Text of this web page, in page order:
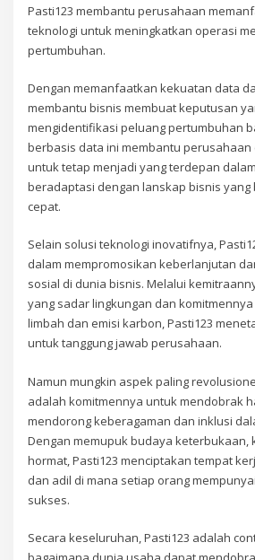
Pasti123 membantu perusahaan
teknologi untuk meningkatkan operasi
pertumbuhan.
Dengan memanfaatkan kekuatan data
membantu bisnis membuat keputusan
mengidentifikasi peluang pertumbuhan
berbasis data ini membantu
untuk tetap menjadi yang terdepan
beradaptasi dengan lanskap bisnis yang
cepat.
Selain solusi teknologi inovatifnya,
dalam mempromosikan keberlanjutan
sosial di dunia bisnis. Melalui
yang sadar lingkungan dan
limbah dan emisi karbon, Pasti123
untuk tanggung jawab perusahaan.
Namun mungkin aspek paling
adalah komitmennya untuk mendobrak
mendorong keberagaman dan inklusi
Dengan memupuk budaya keterbukaan,
hormat, Pasti123 menciptakan tempat
dan adil di mana setiap orang
sukses.
Secara keseluruhan, Pasti123 adalah